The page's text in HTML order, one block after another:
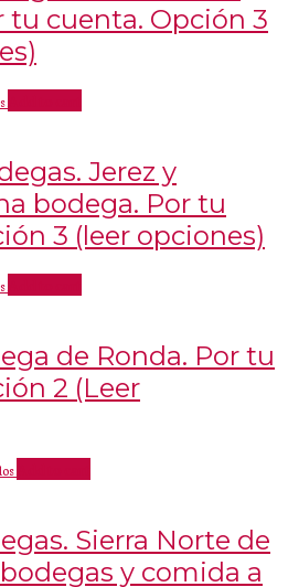
tu cuenta. Opción 3
Jerez y
bodega. Por tu
3 (leer opciones)
de Ronda. Por tu
2 (Leer
Sierra Norte de
y comida a